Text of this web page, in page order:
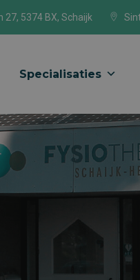
27, 5374 BX, Schaijk
Specialisaties